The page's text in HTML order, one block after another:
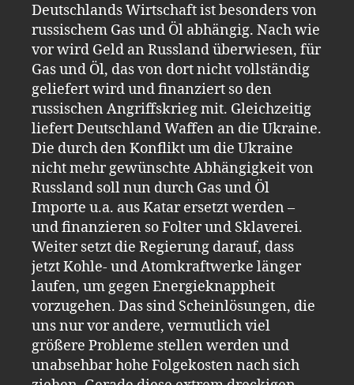
Deutschlands Wirtschaft ist besonders von
russischem Gas und Öl abhängig. Nach wie
vor wird Geld an Russland überwiesen, für
Gas und Öl, das von dort nicht vollständig
geliefert wird und finanziert so den
russischen Angriffskrieg mit. Gleichzeitig
liefert Deutschland Waffen an die Ukraine.
Die durch den Konflikt um die Ukraine
nicht mehr gewünschte Abhängigkeit von
Russland soll nun durch Gas und Öl
Importe u.a. aus Katar ersetzt werden –
und finanzieren so Folter und Sklaverei.
Weiter setzt die Regierung darauf, dass
jetzt Kohle- und Atomkraftwerke länger
laufen, um gegen Energieknappheit
vorzugehen. Das sind Scheinlösungen, die
uns nur vor andere, vermutlich viel
größere Probleme stellen werden und
unabsehbar hohe Folgekosten nach sich